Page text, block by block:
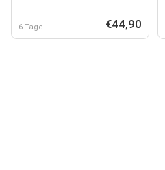
6 Tage €44,90